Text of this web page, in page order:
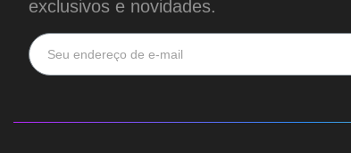
exclusivos e novidades.